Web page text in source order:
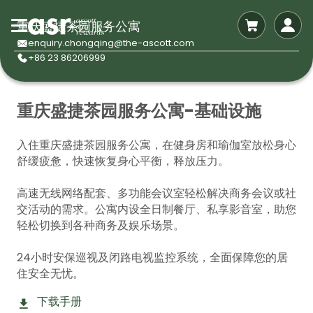
重庆盛捷茶园服务公寓
enquiry.chongqing@the-ascott.com
+86 23 86206999
重庆盛捷茶园服务公寓-基础设施
入住重庆盛捷茶园服务公寓，在健身房和瑜伽室放松身心
舒缓疲惫，快速恢复身心平衡，释放压力。
高速无线网络配套、多功能会议室轻松解决商务会议或社
交活动的需求。公寓内设全日制餐厅、私享影音室，助您
轻松切换到各种商务及娱乐场景。
24小时安保巡视及闭路电视监控系统，全面保障您的居
住安全无忧。
下载手册